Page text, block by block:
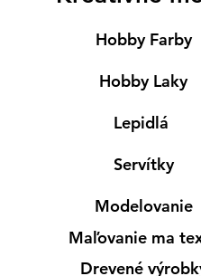
Hobby Farby
Hobby Laky
Lepidlá
Servítky
Modelovanie
Maľovanie ma
Drevené